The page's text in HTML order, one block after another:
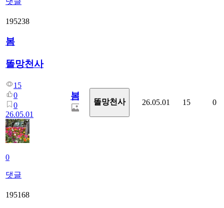
195238
봄
똘망천사
15
0
0
26.05.01
0
댓글
봄
똘망천사 26.05.01 15 0
195168